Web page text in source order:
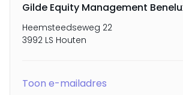
Gilde Equity Management
Heemsteedseweg 22
3992 LS Houten
Toon e-mailadres